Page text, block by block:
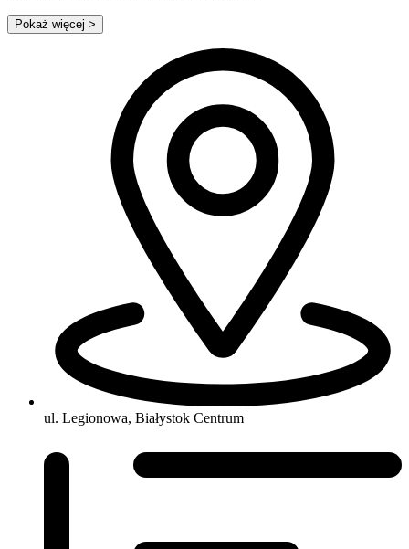
Pokaż więcej >
ul. Legionowa, Białystok Centrum